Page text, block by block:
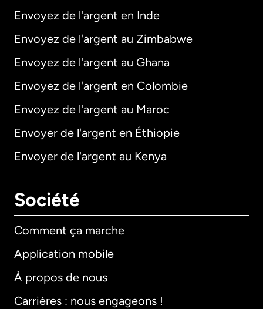
Envoyez de l'argent en Inde
Envoyez de l'argent au Zimbabwe
Envoyez de l'argent au Ghana
Envoyez de l'argent en Colombie
Envoyez de l'argent au Maroc
Envoyer de l'argent en Éthiopie
Envoyer de l'argent au Kenya
Société
Comment ça marche
Application mobile
À propos de nous
Carrières : nous engageons !